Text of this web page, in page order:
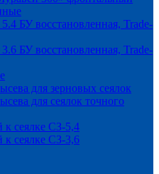
БУ восстановленная, Trade-
БУ восстановленная, Trade-
для зерновых сеялок
для сеялок точного
сеялке СЗ-5,4
сеялке СЗ-3,6